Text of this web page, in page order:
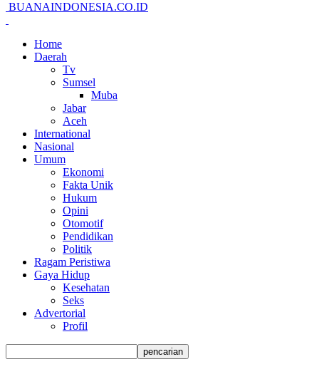
BUANAINDONESIA.CO.ID
Home
Daerah
Tv
Sumsel
Muba
Jabar
Aceh
International
Nasional
Umum
Ekonomi
Fakta Unik
Hukum
Opini
Otomotif
Pendidikan
Politik
Ragam Peristiwa
Gaya Hidup
Kesehatan
Seks
Advertorial
Profil